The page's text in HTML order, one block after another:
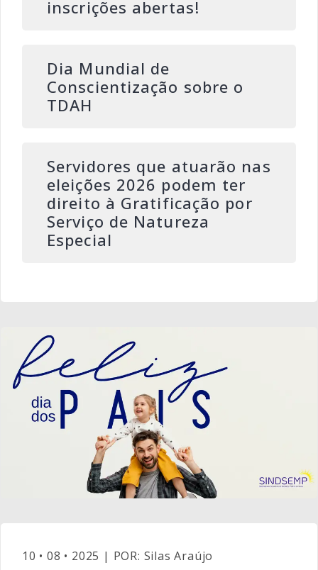
inscrições abertas!
Dia Mundial de
Conscientização sobre o
TDAH
Servidores que atuarão nas
eleições 2026 podem ter
direito à Gratificação por
Serviço de Natureza
Especial
10 • 08 • 2025 | POR: Silas Araújo